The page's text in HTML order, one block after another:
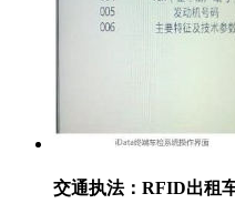
交通执法：RFID出租